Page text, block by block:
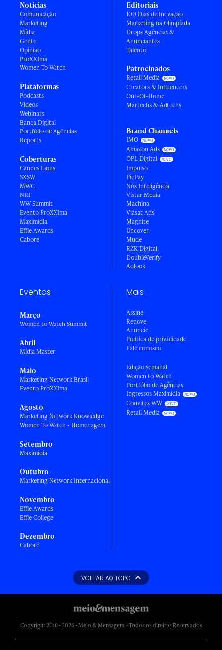
Notícias
Comunicação
Marketing
Mídia
Gente
Opinião
ProXXIma
Women To Watch
Plataformas
Podcasts
Vídeos
Webinars
Banca Digital
Portfólio de Agências
Reports
Coberturas
Cannes Lions
SXSW
MWC
NRF
WW Summit
Evento ProXXIma
Maximídia
Effie Awards
Caboré
Editoriais
100 Dias de Inovação
Marketing na Olimpíada
Drops Agências &
Anunciantes
Talento
Patrocinados
Retail Media
Creators & Influencers
Out-Of-Home
Martechs & Adtechs
Brand Channels
IMO
Amazon Ads
OPL Digital
Impulso
PicPay
Nós Inteligência
Vistar Media
Machina
Viasat Ads
Magnite
Uncover
Mude
RZK Digital
DoubleVerify
Adlook
Eventos
Março
Women to Watch Summit
Abril
Mídia Master
Maio
Marketing Network Brasil
Evento ProXXIma
Agosto
Marketing Network Knowledge
Women To Watch - Homenagem
Setembro
Maximídia
Outubro
Marketing Network Internacional
Novembro
Effie Awards
Effie College
Dezembro
Caboré
Mais
Assine
Renove
Anuncie
Política de privacidade
Fale conosco
Edição semanal
Women to Watch
Portfólio de Agências
Ingressos Maximídia
Convites WW
Retail Media
VOLTAR AO TOPO
Copyright 2010 - 2026 • Meio & Mensagem - Todos os direitos Reservados